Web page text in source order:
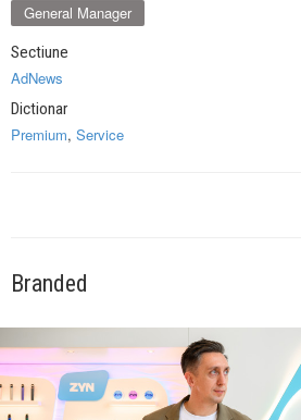
General Manager
Sectiune
AdNews
Dictionar
Premium, Service
Branded